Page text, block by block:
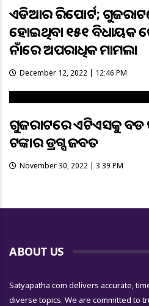
ଏଡିଆର ରିପୋର୍ଟ;
ହୋଇଥିବା ୧୫୧ ବିଧାୟକ
ନାଁରେ ଅପରାଧିକ ମାମଲା
December 12, 2022 | 12:46 PM
ଗୁଜରାଟରେ ଏଟିଏସକୁ
ଟଙ୍କାର ଡ୍ରଗ୍ସ ଜବତ
November 30, 2022 | 3:39 PM
ABOUT US
Satyapatha.com delivers accurate,
diverse topics. We are committed to